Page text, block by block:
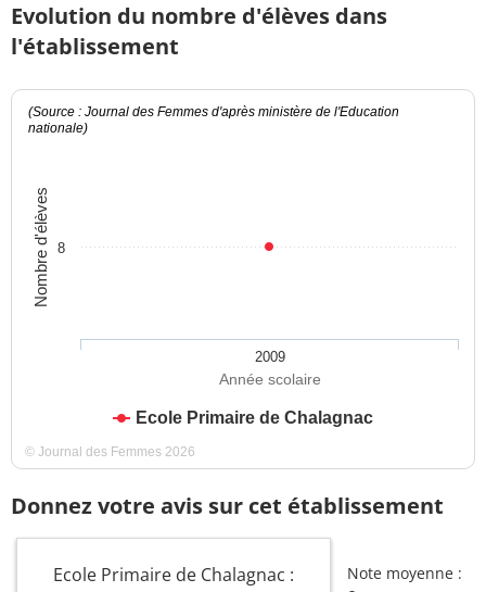
Evolution du nombre d'élèves dans
l'établissement
Année scolaire
Nombre d'élèves
(Source : Journal des Femmes d'après ministère de l'Education
nationale)
Ecole Primaire de Chalagnac
2009
8
© Journal des Femmes 2026
Donnez votre avis sur cet établissement
Ecole Primaire de Chalagnac : Note moyenne :